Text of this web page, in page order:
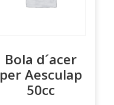
Bola d´acer
per Aesculap
50cc